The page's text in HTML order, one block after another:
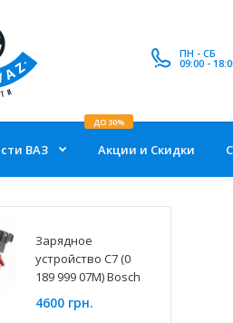
ПН - СБ
09:00 -
ВАЗ Акции и Скидки
ДО 30%
Зарядное
устройство C7 (0
189 999 07M) Bosch
4600 грн.